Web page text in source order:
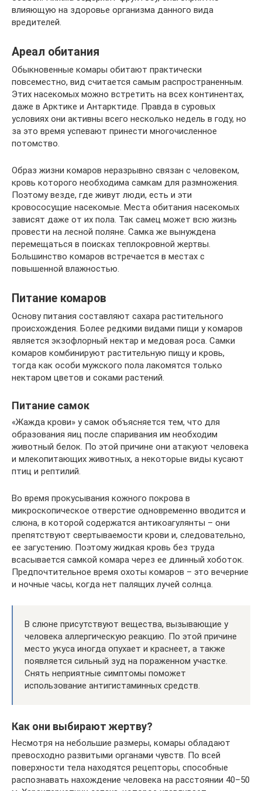
влияющую на здоровье организма данного вида
вредителей.
Ареал обитания
Обыкновенные комары обитают практически
повсеместно, вид считается самым распространенным.
Этих насекомых можно встретить на всех континентах,
даже в Арктике и Антарктиде. Правда в суровых
условиях они активны всего несколько недель в году, но
за это время успевают принести многочисленное
потомство.
Образ жизни комаров неразрывно связан с человеком,
кровь которого необходима самкам для размножения.
Поэтому везде, где живут люди, есть и эти
кровососущие насекомые. Места обитания насекомых
зависят даже от их пола. Так самец может всю жизнь
провести на лесной поляне. Самка же вынуждена
перемещаться в поисках теплокровной жертвы.
Большинство комаров встречается в местах с
повышенной влажностью.
Питание комаров
Основу питания составляют сахара растительного
происхождения. Более редкими видами пищи у комаров
является экзофлорный нектар и медовая роса. Самки
комаров комбинируют растительную пищу и кровь,
тогда как особи мужского пола лакомятся только
нектаром цветов и соками растений.
Питание самок
«Жажда крови» у самок объясняется тем, что для
образования яиц после спаривания им необходим
животный белок. По этой причине они атакуют человека
и млекопитающих животных, а некоторые виды кусают
птиц и рептилий.
Во время прокусывания кожного покрова в
микроскопическое отверстие одновременно вводится и
слюна, в которой содержатся антикоагулянты – они
препятствуют свертываемости крови и, следовательно,
ее загустению. Поэтому жидкая кровь без труда
всасывается самкой комара через ее длинный хоботок.
Предпочтительное время охоты комаров – это вечерние
и ночные часы, когда нет палящих лучей солнца.
В слюне присутствуют вещества, вызывающие у
человека аллергическую реакцию. По этой причине
место укуса иногда опухает и краснеет, а также
появляется сильный зуд на пораженном участке.
Снять неприятные симптомы поможет
использование антигистаминных средств.
Как они выбирают жертву?
Несмотря на небольшие размеры, комары обладают
превосходно развитыми органами чувств. По всей
поверхности тела находятся рецепторы, способные
распознавать нахождение человека на расстоянии 40–50